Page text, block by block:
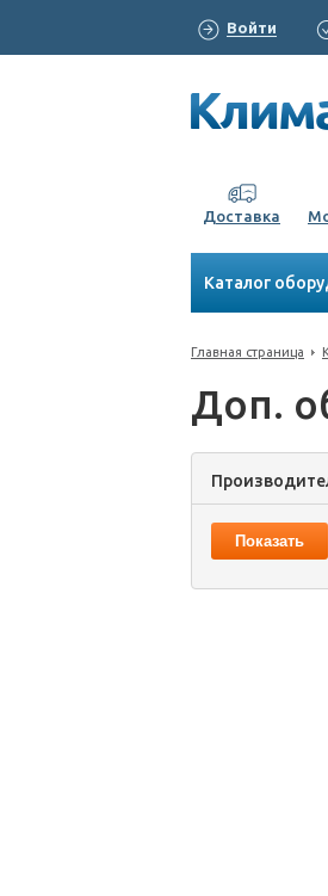
Войти
Доставка
Каталог
Главная страница
Доп.